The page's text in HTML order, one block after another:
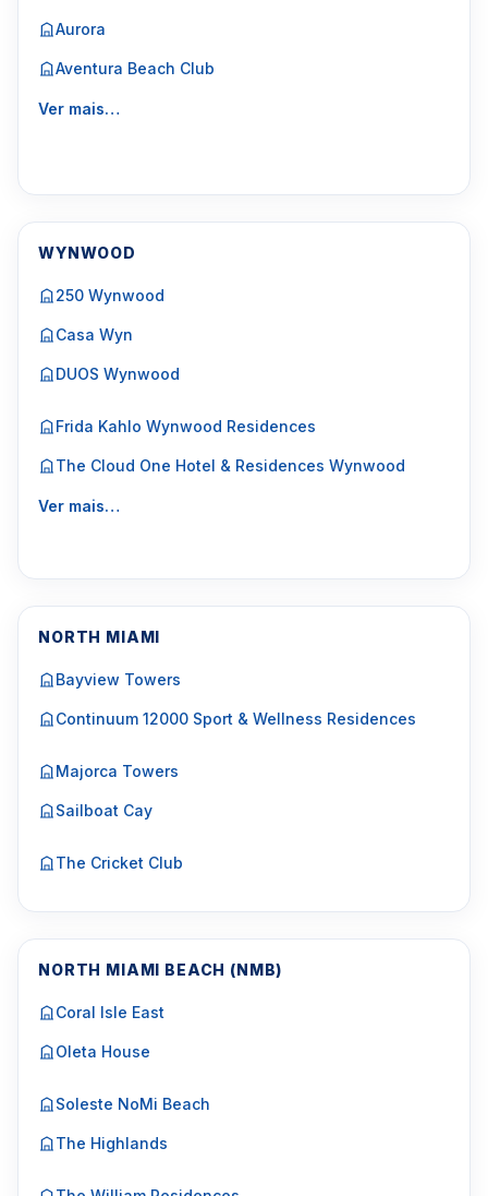
Aurora
Aventura Beach Club
Ver mais…
WYNWOOD
250 Wynwood
Casa Wyn
DUOS Wynwood
Frida Kahlo Wynwood Residences
The Cloud One Hotel & Residences Wynwood
Ver mais…
NORTH MIAMI
Bayview Towers
Continuum 12000 Sport & Wellness Residences
Majorca Towers
Sailboat Cay
The Cricket Club
NORTH MIAMI BEACH (NMB)
Coral Isle East
Oleta House
Soleste NoMi Beach
The Highlands